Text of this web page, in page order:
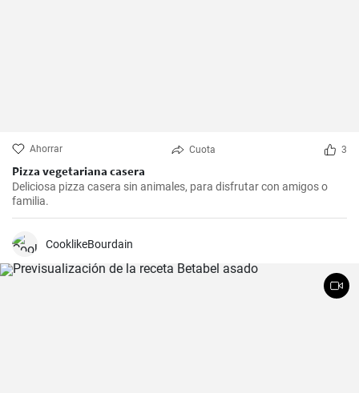
Ahorrar Cuota 3
Pizza vegetariana casera
Deliciosa pizza casera sin animales, para disfrutar con amigos o
familia.
CooklikeBourdain